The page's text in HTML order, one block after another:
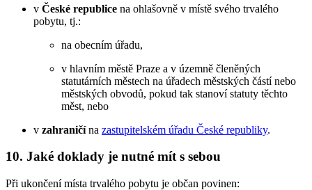
v České republice na ohlašovně v místě svého trvalého
pobytu, tj.:
na obecním úřadu,
v hlavním městě Praze a v územně členěných
statutárních městech na úřadech městských částí nebo
městských obvodů, pokud tak stanoví statuty těchto
měst, nebo
v zahraničína zastupitelském úřadu České republiky.
10. Jaké doklady je nutné mít s sebou
Při ukončení místa trvalého pobytu je občan povinen: